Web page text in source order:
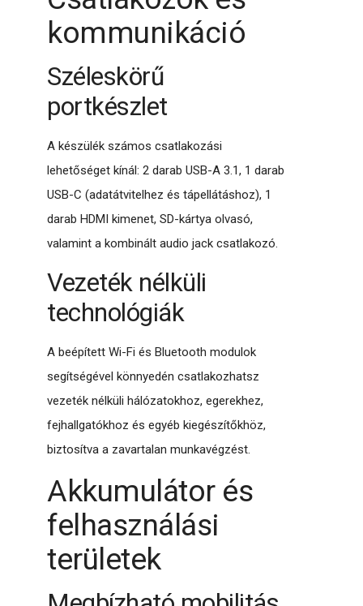
kommunikáció
Széleskörű
portkészlet
A készülék számos csatlakozási
lehetőséget kínál: 2 darab USB-A 3.1, 1 darab
USB-C (adatátvitelhez és tápellátáshoz), 1
darab HDMI kimenet, SD-kártya olvasó,
valamint a kombinált audio jack csatlakozó.
Vezeték nélküli
technológiák
A beépített Wi-Fi és Bluetooth modulok
segítségével könnyedén csatlakozhatsz
vezeték nélküli hálózatokhoz, egerekhez,
fejhallgatókhoz és egyéb kiegészítőkhöz,
biztosítva a zavartalan munkavégzést.
Akkumulátor és
felhasználási
területek